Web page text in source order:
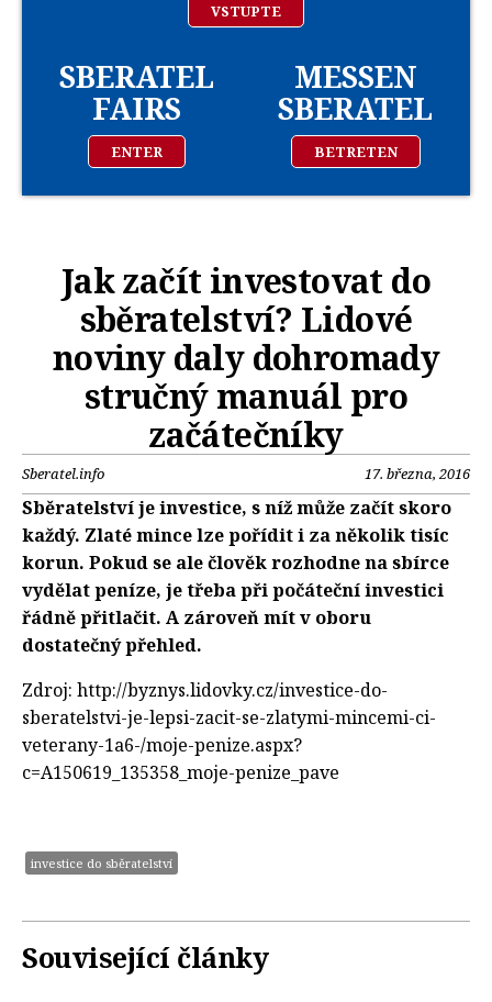
VSTUPTE
SBERATEL
FAIRS
ENTER
MESSEN
SBERATEL
BETRETEN
Jak začít investovat do
sběratelství? Lidové
noviny daly dohromady
stručný manuál pro
začátečníky
Sberatel.info 17. března, 2016
Sběratelství je investice, s níž může začít skoro
každý. Zlaté mince lze pořídit i za několik tisíc
korun. Pokud se ale člověk rozhodne na sbírce
vydělat peníze, je třeba při počáteční investici
řádně přitlačit. A zároveň mít v oboru
dostatečný přehled.
Zdroj: http://byznys.lidovky.cz/investice-do-
sberatelstvi-je-lepsi-zacit-se-zlatymi-mincemi-ci-
veterany-1a6-/moje-penize.aspx?
c=A150619_135358_moje-penize_pave
investice do sběratelství
Související články